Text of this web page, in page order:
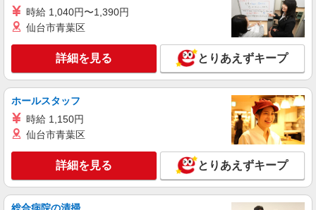
時給 1,040円〜1,390円
仙台市青葉区
詳細を見る とりあえずキープ
ホールスタッフ
時給 1,150円
仙台市青葉区
詳細を見る とりあえずキープ